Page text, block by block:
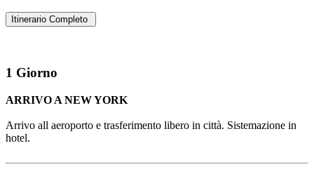
Itinerario Completo
1 Giorno
ARRIVO A NEW YORK
Arrivo all aeroporto e trasferimento libero in città. Sistemazione in
hotel.